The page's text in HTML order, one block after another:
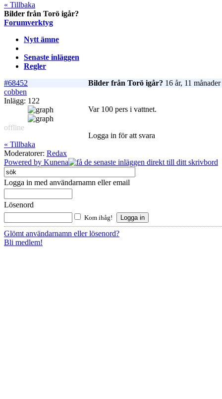
« Tillbaka
Bilder från Torö igår?
Forumverktyg
Nytt ämne
Senaste inläggen
Regler
#68452
Bilder från Torö igår? 16 år, 11 månader
cobben
Inlägg: 122
offline
Var 100 pers i vattnet.
Logga in för att svara
« Tillbaka
Moderatorer: Redax
Powered by Kunena
Logga in med användarnamn eller email
Lösenord
Kom ihåg!
Glömt användarnamn eller lösenord?
Bli medlem!